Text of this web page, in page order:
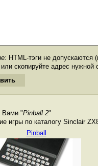
HTML-тэги не
или скопируйте адрес
Вами "Pinball 2"
игры по каталогу Sinclair
Pinball